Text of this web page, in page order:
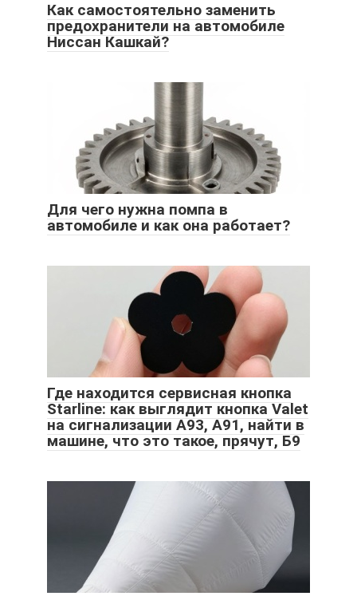
Как самостоятельно заменить
предохранители на автомобиле
Ниссан Кашкай?
Для чего нужна помпа в
автомобиле и как она работает?
Где находится сервисная кнопка
Starline: как выглядит кнопка Valet
на сигнализации A93, A91, найти в
машине, что это такое, прячут, Б9